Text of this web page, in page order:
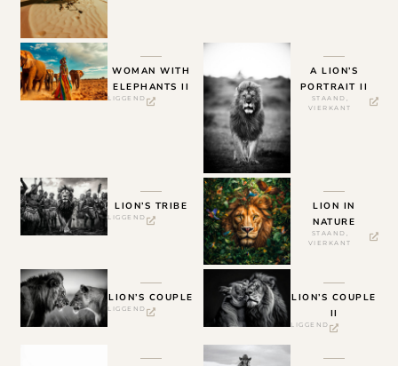
WOMAN WITH
ELEPHANTS II
LIGGEND
A LION’S
PORTRAIT II
STAAND ,
VIERKANT
LION’S TRIBE
LIGGEND
LION IN
NATURE
STAAND ,
VIERKANT
LION’S COUPLE
LIGGEND
LION’S COUPLE
II
LIGGEND